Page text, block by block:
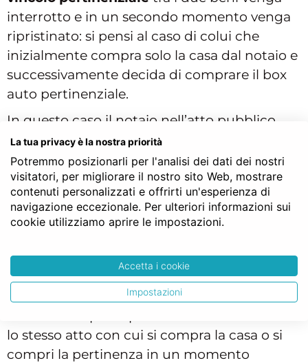
interrotto e in un secondo momento venga
ripristinato: si pensi al caso di colui che
inizialmente compra solo la casa dal notaio e
successivamente decida di comprare il box
auto pertinenziale.
In questo caso il notaio nell’atto pubblico
notarile provvederà a sottolineare questo
tipo di rapporto, ad esempio tra la casa il box
auto, anche per consentire al compratore di
risparmiare e usufruire delle agevolazioni
fiscali prima casa.
Quanto costa comprare una
pertinenza
lo stesso atto con cui si compra la casa o si
compri la pertinenza in un momento
La tua privacy è la nostra priorità
Potremmo posizionarli per l'analisi dei dati dei nostri
visitatori, per migliorare il nostro sito Web, mostrare
contenuti personalizzati e offrirti un'esperienza di
navigazione eccezionale. Per ulteriori informazioni sui
cookie utilizziamo aprire le impostazioni.
Accetta i cookie
Impostazioni